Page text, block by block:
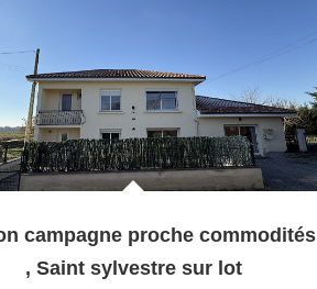
campagne proche commodités
, Saint sylvestre sur lot